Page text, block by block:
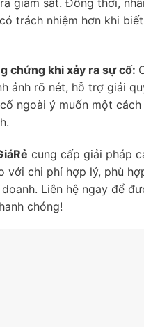
trách nhiệm hơn khi
chứng khi xảy ra sự cố:
ảnh rõ nét, hỗ trợ giải
ngoài ý muốn một
cung cấp giải pháp
với chi phí hợp lý, phù
Liên hệ ngay để
chóng!